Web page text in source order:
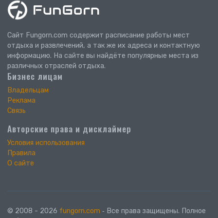
Сайт Fungorn.com содержит расписание работы мест
отдыха и развлечений, а так же их адреса и контактную
информацию. На сайте вы найдёте популярные места из
различных отраслей отдыха.
Бизнес лицам
Владельцам
Реклама
Связь
Авторские права и дисклаймер
Условия использования
Правила
О сайте
© 2008 - 2026 fungorn.com ‐ Все права защищены. Полное